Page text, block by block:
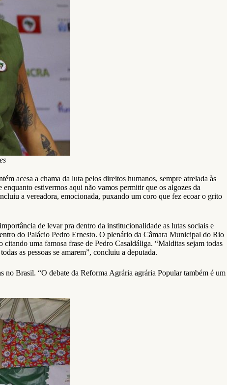
acesa a chama da luta pelos direitos humanos, sempre atrelada às
estivermos aqui não vamos permitir que os algozes da
a vereadora, emocionada, puxando um coro que fez ecoar o grito
de levar pra dentro da institucionalidade as lutas sociais e
do Palácio Pedro Ernesto. O plenário da Câmara Municipal do Rio
uma famosa frase de Pedro Casaldáliga. “Malditas sejam todas
as pessoas se amarem”, concluiu a deputada.
Brasil. “O debate da Reforma Agrária agrária Popular também é um